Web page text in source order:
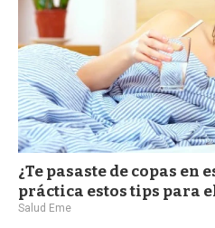
¿Te pasaste de copas en
práctica estos tips para
Salud Eme